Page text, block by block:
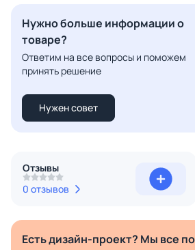
Нужно больше информации о
товаре?
Ответим на все вопросы и поможем
принять решение
Нужен совет
Отзывы
0 отзывов
Есть дизайн-проект? Мы все